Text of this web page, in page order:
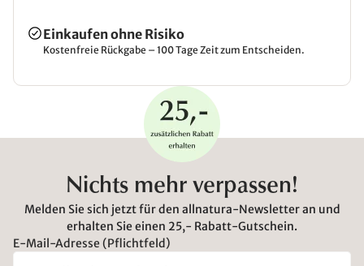
Einkaufen ohne Risiko
Kostenfreie Rückgabe – 100 Tage Zeit zum Entscheiden.
Nichts mehr verpassen!
Melden Sie sich jetzt für den allnatura-Newsletter an und
erhalten Sie einen 25,- Rabatt-Gutschein.
E-Mail-Adresse (Pflichtfeld)